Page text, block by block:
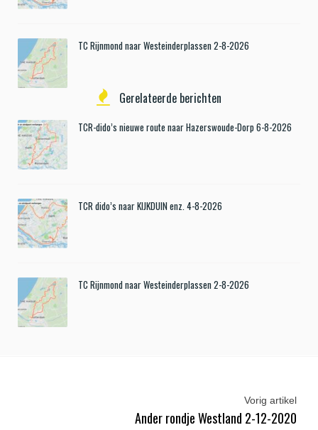
TC Rijnmond naar Westeinderplassen 2-8-2026
Gerelateerde berichten
TCR-dido’s nieuwe route naar Hazerswoude-Dorp 6-8-2026
TCR dido’s naar KIJKDUIN enz. 4-8-2026
TC Rijnmond naar Westeinderplassen 2-8-2026
Vorig artikel
Ander rondje Westland 2-12-2020